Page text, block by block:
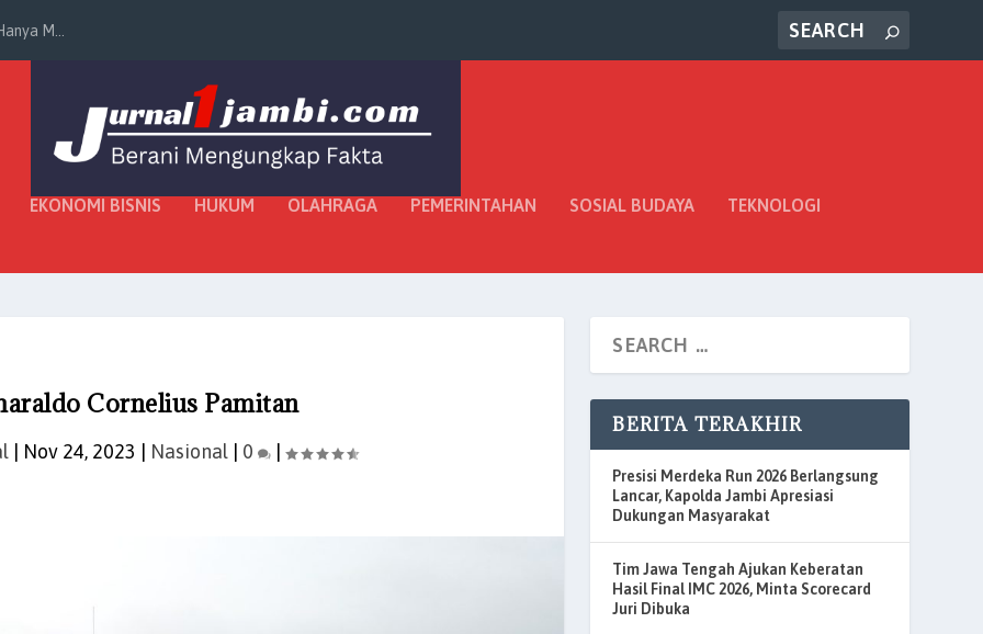
M...
EKONOMI BISNIS HUKUM OLAHRAGA PEMERINTAHAN SOSIAL BUDAYA TEKNOLOGI
Cornelius Pamitan
Nov 24, 2023 Nasional 0 |
BERITA TERAKHIR
Presisi Merdeka Run 2026 Berlangsung
Lancar, Kapolda Jambi Apresiasi
Dukungan Masyarakat
Tim Jawa Tengah Ajukan Keberatan
Hasil Final IMC 2026, Minta Scorecard
Juri Dibuka